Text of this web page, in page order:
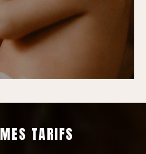
MES TARIFS